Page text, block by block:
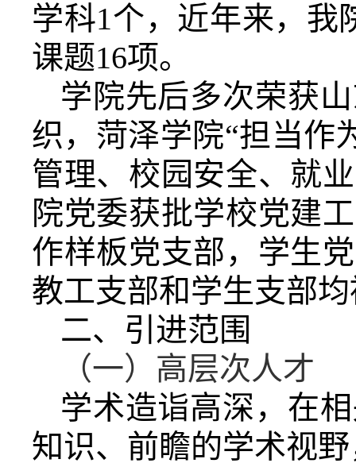
学科1个，近年来，我
课题16项。
学院先后多次荣获
织，菏泽学院“担当作
管理、校园安全、就
院党委获批学校党建
作样板党支部，学生
教工支部和学生支部
二、引进范围
（一）高层次人才
学术造诣高深，在
知识、前瞻的学术视